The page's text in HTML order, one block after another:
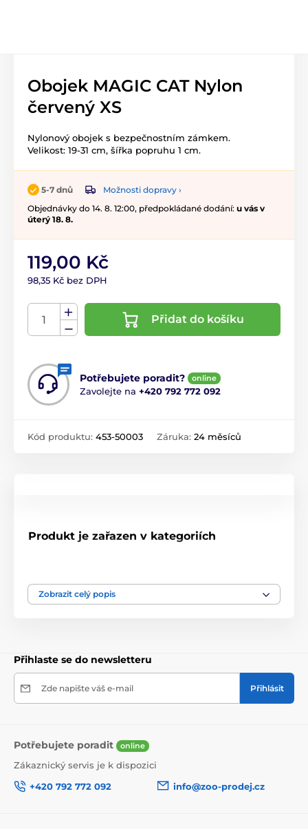
Obojek MAGIC CAT Nylon
červený XS
Nylonový obojek s bezpečnostním zámkem.
Velikost: 19-31 cm, šířka popruhu 1 cm.
5-7 dnů
Možnosti dopravy ›
Objednávky do 14. 8. 12:00, předpokládané dodání: u vás v
úterý 18. 8.
119,00 Kč
98,35 Kč bez DPH
Přidat do košíku
Potřebujete poradit? online
Zavolejte na +420 792 772 092
Kód produktu: 453-50003 Záruka: 24 měsíců
Produkt je zařazen v kategoriích
postroje
Zobrazit celý popis
Přihlaste se do newsletteru
Zde napište váš e-mail Přihlásit
Potřebujete poradit online
Zákaznický servis je k dispozici
+420 792 772 092
info@zoo-prodej.cz